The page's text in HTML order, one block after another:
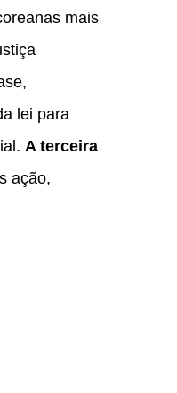
mais
lei para
A terceira
ação,